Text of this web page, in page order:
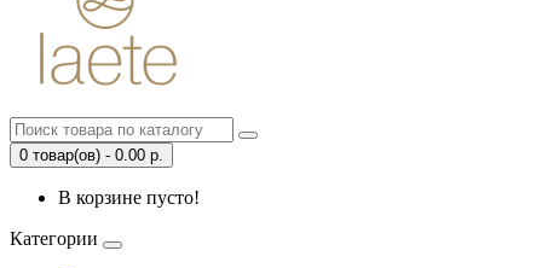
0 товар(ов) - 0.00 р.
В корзине пусто!
Категории